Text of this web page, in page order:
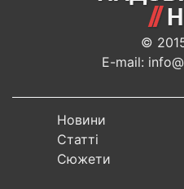
©
E-mail:
Новини
Статті
Сюжети